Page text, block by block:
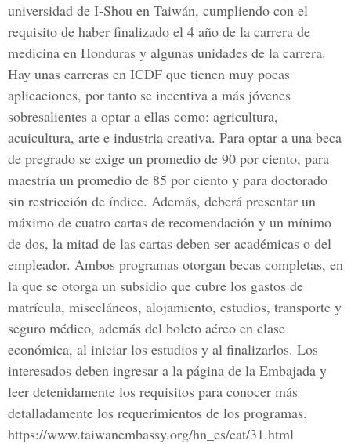
universidad de I-Shou en Taiwán, cumpliendo con el
requisito de haber finalizado el 4 año de la carrera de
medicina en Honduras y algunas unidades de la carrera.
Hay unas carreras en ICDF que tienen muy pocas
aplicaciones, por tanto se incentiva a más jóvenes
sobresalientes a optar a ellas como: agricultura,
acuicultura, arte e industria creativa. Para optar a una beca
de pregrado se exige un promedio de 90 por ciento, para
maestría un promedio de 85 por ciento y para doctorado
sin restricción de índice. Además, deberá presentar un
máximo de cuatro cartas de recomendación y un mínimo
de dos, la mitad de las cartas deben ser académicas o del
empleador. Ambos programas otorgan becas completas, en
la que se otorga un subsidio que cubre los gastos de
matrícula, misceláneos, alojamiento, estudios, transporte y
seguro médico, además del boleto aéreo en clase
económica, al iniciar los estudios y al finalizarlos. Los
interesados deben ingresar a la página de la Embajada y
leer detenidamente los requisitos para conocer más
detalladamente los requerimientos de los programas.
https://www.taiwanembassy.org/hn_es/cat/31.html